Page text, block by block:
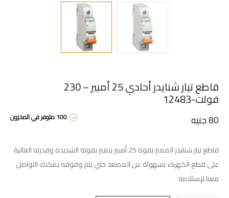
قاطع تيار شنايدر أحادي 25 أمبير – 230
فولت-12483
100 متوفر في المخزون 80جنيه
قاطع تيار شنايدر المميز بقوة 25 أمبير يتميز بقوتة الشديدة وقدرته العالية
على قطع الكهرباء بسهولة عن المصعد حتي يتم وقوفه يمكنك التواصل
معنا لإستلامه